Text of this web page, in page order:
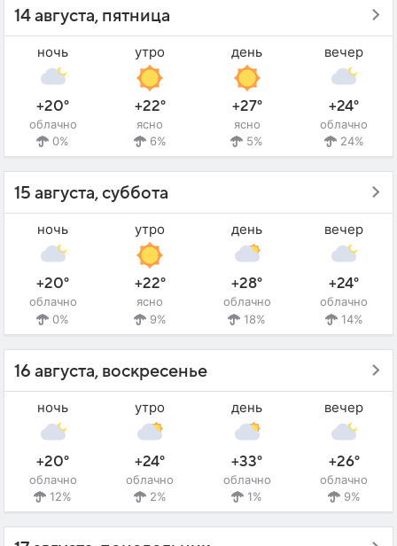
14 августа, пятница
ночь
+20°
облачно
0%
утро
+22°
ясно
6%
день
+27°
ясно
5%
вечер
+24°
облачно
24%
15 августа, суббота
ночь
+20°
облачно
0%
утро
+22°
ясно
9%
день
+28°
облачно
18%
вечер
+24°
облачно
14%
16 августа, воскресенье
ночь
+20°
облачно
12%
утро
+24°
облачно
2%
день
+33°
облачно
1%
вечер
+26°
облачно
9%